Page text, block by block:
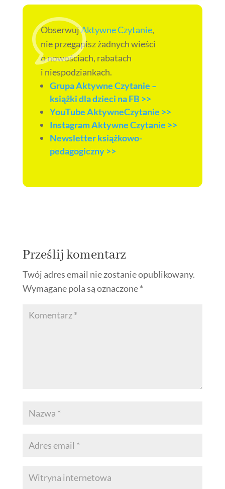
v
ObserwujAktywne Czytanie,
nie przegapisz żadnych wieści
o nowościach, rabatach
i niespodziankach.
Grupa Aktywne Czytanie –
książki dla dzieci na FB >>
YouTube AktywneCzytanie >>
Instagram Aktywne Czytanie >>
Newsletter książkowo-
pedagogiczny >>
Prześlij komentarz
Twój adres email nie zostanie opublikowany.
Wymagane pola są oznaczone*